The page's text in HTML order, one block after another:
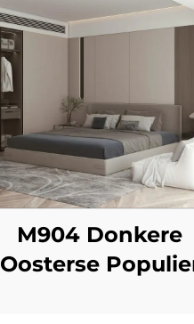
M904 Donkere
Oosterse